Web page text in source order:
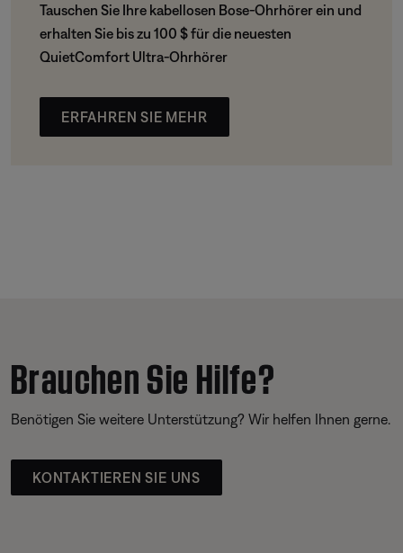
Tauschen Sie Ihre kabellosen Bose-Ohrhörer ein und
erhalten Sie bis zu 100 $ für die neuesten
QuietComfort Ultra-Ohrhörer
ERFAHREN SIE MEHR
Brauchen Sie Hilfe?
Benötigen Sie weitere Unterstützung? Wir helfen Ihnen gerne.
KONTAKTIEREN SIE UNS